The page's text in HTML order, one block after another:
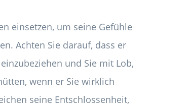
einsetzen, um seine Gefühle
Achten Sie darauf, dass er
und Sie mit Lob,
wenn er Sie wirklich
seine Entschlossenheit,